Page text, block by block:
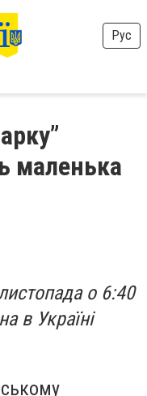
Рус
маленька
о 6:40
в Україні